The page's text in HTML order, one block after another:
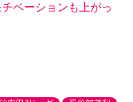
ベーションも上がっ